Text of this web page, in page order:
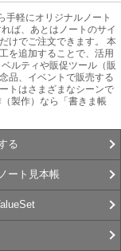
手軽にオリジナルノート
ば、あとはノートのサイ
けでご注文できます。 本
を追加することで、活用
ルティや販促ツール（販
品、イベントで販売する
トはさまざまなシーンで
製作）なら「書きま帳
る
ート見本帳